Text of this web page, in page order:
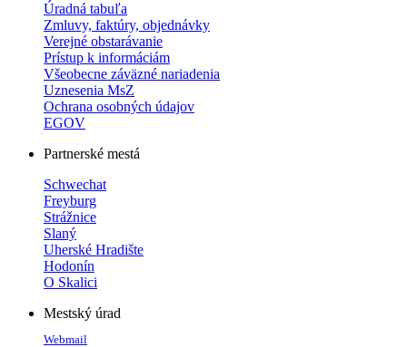
Úradná tabuľa
Zmluvy, faktúry, objednávky
Verejné obstarávanie
Prístup k informáciám
Všeobecne záväzné nariadenia
Uznesenia MsZ
Ochrana osobných údajov
EGOV
Partnerské mestá
Schwechat
Freyburg
Strážnice
Slaný
Uherské Hradište
Hodonín
O Skalici
Mestský úrad
Webmail